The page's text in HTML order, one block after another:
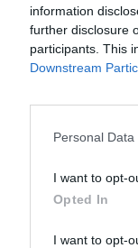
information
further disclosure
participants. This
Downstream
Personal
I want to opt-
Opted In
I want to opt-